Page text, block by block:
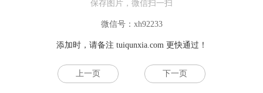
保存图片，微信扫一扫
微信号：xh92233
添加时，请备注 tuiqunxia.com更快通过！
上一页 下一页